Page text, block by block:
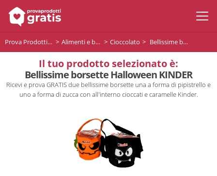
Prova Prodotti Gratis Alimenti e bevande Cioccolato Bellissime borsette Halloween KINDER
Il tuo prodotto selezionato è:
Bellissime borsette Halloween KINDER
Ricevi e prova GRATIS due bellissime borsette una a forma di pipistrello e
uno a forma di zucca con all'interno cioccati e caramelle Kinder.